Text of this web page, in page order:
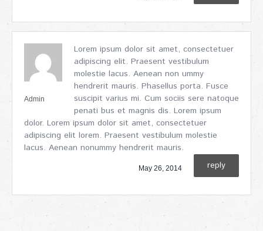
Admin
Lorem ipsum dolor sit amet, consectetuer
adipiscing elit. Praesent vestibulum
molestie lacus. Aenean non ummy
hendrerit mauris. Phasellus porta. Fusce
suscipit varius mi. Cum sociis sere natoque
penati bus et magnis dis. Lorem ipsum
dolor. Lorem ipsum dolor sit amet, consectetuer
adipiscing elit lorem. Praesent vestibulum molestie
lacus. Aenean nonummy hendrerit mauris.
reply
May 26, 2014